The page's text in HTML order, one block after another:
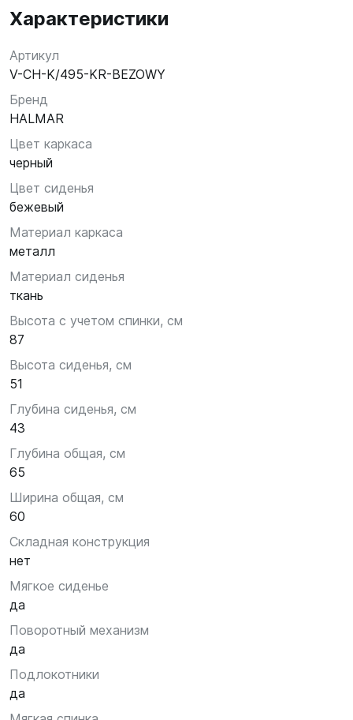
Характеристики
Артикул
V-CH-K/495-KR-BEZOWY
Бренд
HALMAR
Цвет каркаса
черный
Цвет сиденья
бежевый
Материал каркаса
металл
Материал сиденья
ткань
Высота с учетом спинки, см
87
Высота сиденья, см
51
Глубина сиденья, см
43
Глубина общая, см
65
Ширина общая, см
60
Складная конструкция
нет
Мягкое сиденье
да
Поворотный механизм
да
Подлокотники
да